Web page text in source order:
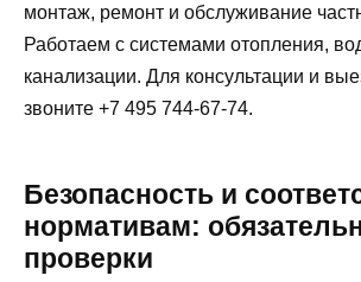
монтаж, ремонт и обслуживание
Работаем с системами отопления,
канализации. Для консультации и
звоните +7 495 744-67-74.
Безопасность и
нормативам:
проверки